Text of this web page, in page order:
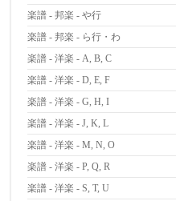
楽譜 - 邦楽 - や行
楽譜 - 邦楽 - ら行・わ
楽譜 - 洋楽 - A, B, C
楽譜 - 洋楽 - D, E, F
楽譜 - 洋楽 - G, H, I
楽譜 - 洋楽 - J, K, L
楽譜 - 洋楽 - M, N, O
楽譜 - 洋楽 - P, Q, R
楽譜 - 洋楽 - S, T, U